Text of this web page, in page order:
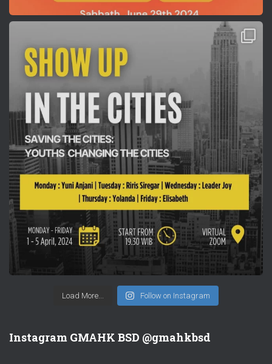
Load More... Follow on Instagram
Instagram GMAHK BSD @gmahkbsd